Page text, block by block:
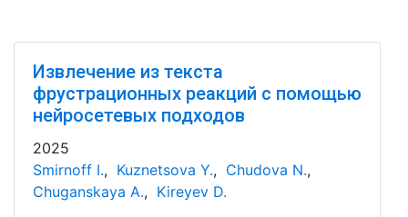
Извлечение из текста
фрустрационных реакций с помощью
нейросетевых подходов
2025
Smirnoff I., Kuznetsova Y., Chudova N.,
Chuganskaya A., Kireyev D.